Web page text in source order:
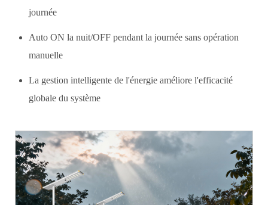
journée
Auto ON la nuit/OFF pendant la journée sans opération
manuelle
La gestion intelligente de l'énergie améliore l'efficacité
globale du système